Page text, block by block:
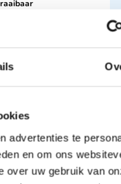
advertenties te
en om ons
over uw gebruik van